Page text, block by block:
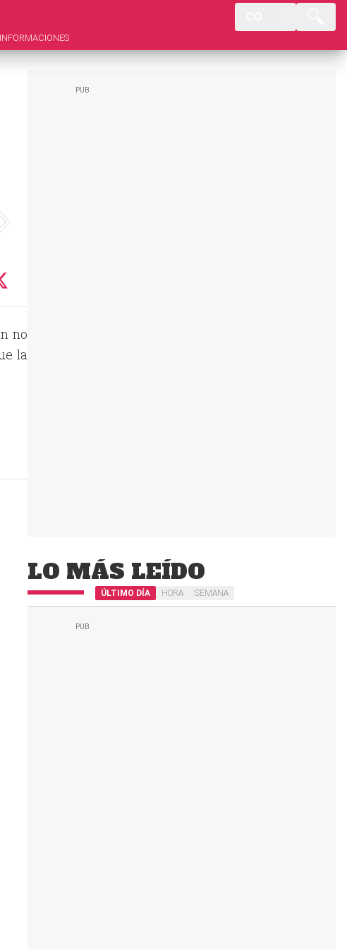
INFORMACIONES
no
la
LO MÁS LEÍDO
ÚLTIMO DÍA HORA SEMANA